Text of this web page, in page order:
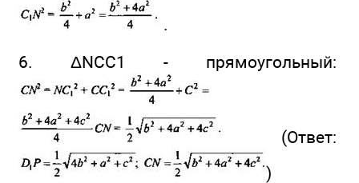
.
6. ΔNCC1 - прямоугольный:
(Ответ:
)